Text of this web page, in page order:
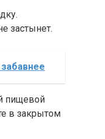
застынет.
пищевой
в закрытом